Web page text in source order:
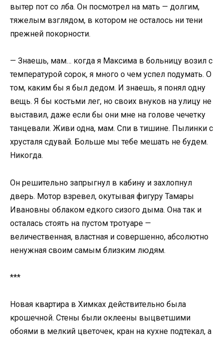
вытер пот со лба. Он посмотрел на мать — долгим,
тяжелым взглядом, в котором не осталось ни тени
прежней покорности.
— Знаешь, мам… когда я Максима в больницу возил с
температурой сорок, я много о чем успел подумать. О
том, каким бы я был дедом. И знаешь, я понял одну
вещь. Я бы костьми лег, но своих внуков на улицу не
выставил, даже если бы они мне на голове чечетку
танцевали. Живи одна, мам. Спи в тишине. Пылинки с
хрусталя сдувай. Больше мы тебе мешать не будем.
Никогда.
Он решительно запрыгнул в кабину и захлопнул
дверь. Мотор взревел, окутывая фигуру Тамары
Ивановны облаком едкого сизого дыма. Она так и
осталась стоять на пустом тротуаре —
величественная, властная и совершенно, абсолютно
ненужная своим самым близким людям.
***
Новая квартира в Химках действительно была
крошечной. Стены были оклеены выцветшими
обоями в мелкий цветочек, кран на кухне подтекал, а